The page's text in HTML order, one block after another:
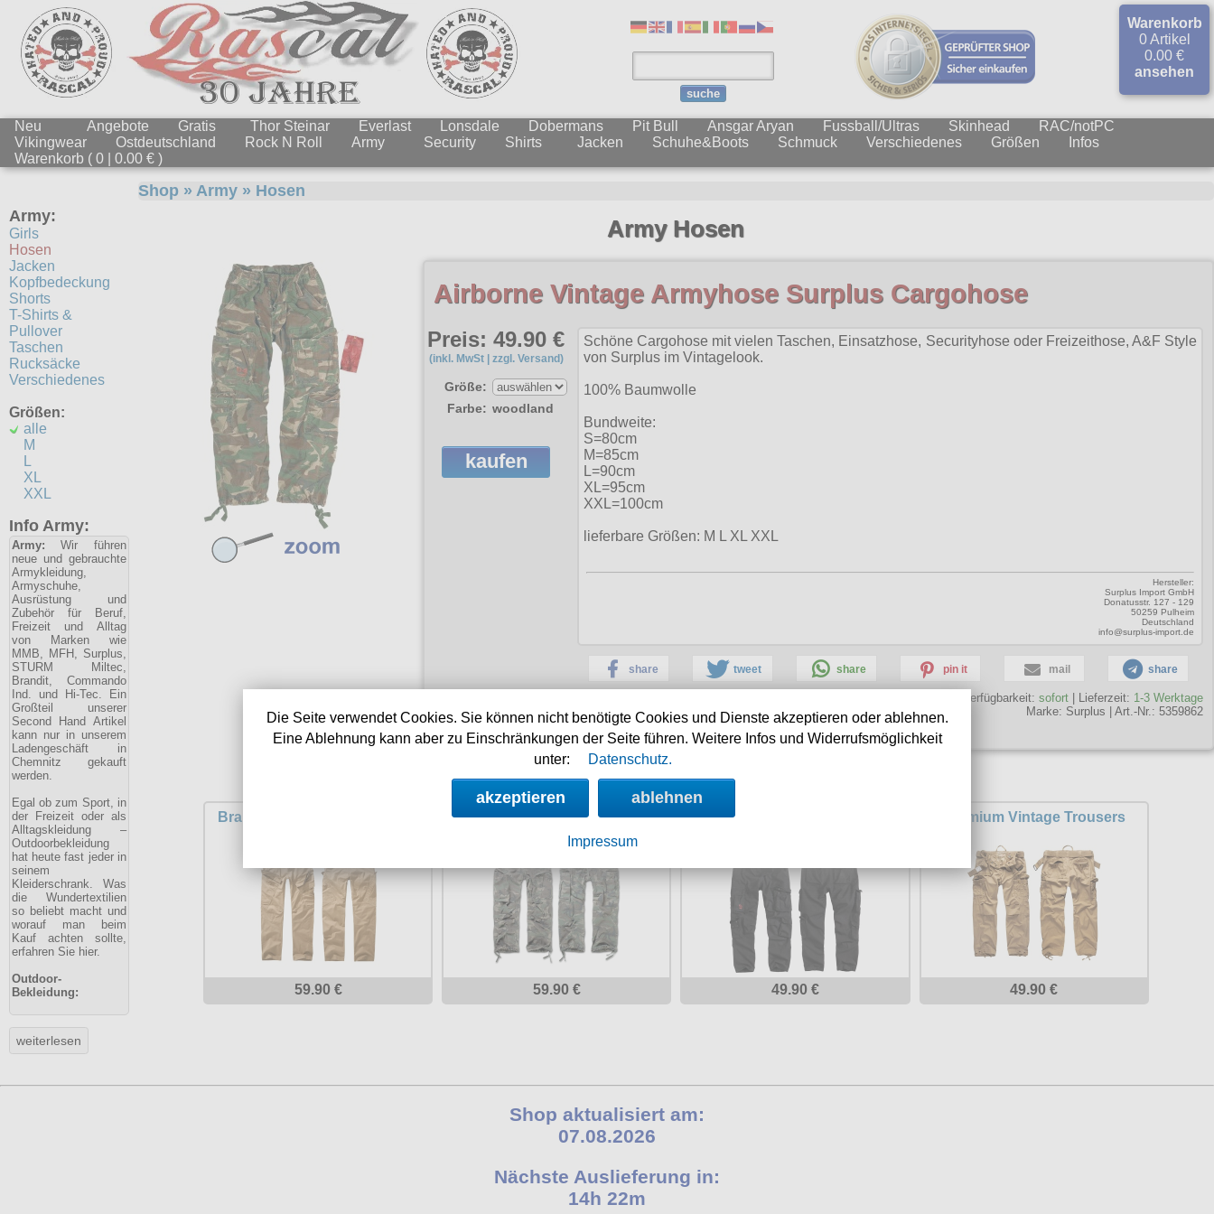
suche
Warenkorb
0 Artikel
0.00 €
ansehen
Neu Angebote Gratis Thor Steinar Everlast Lonsdale Dobermans Pit Bull Ansgar Aryan Fussball/Ultras Skinhead
RAC/notPC
Vikingwear
Ostdeutschland Rock N Roll Army Security Shirts Jacken Schuhe&Boots Schmuck Verschiedenes Größen
Infos
Warenkorb ( 0 | 0.00 € )
Army:
Girls
Hosen
Jacken
Kopfbedeckung
Shorts
T-Shirts &
Pullover
Taschen
Rucksäcke
Verschiedenes
Größen:
alle
M
L
XL
XXL
Info Army:
Army: Wir führen
neue und gebrauchte
Armykleidung,
Armyschuhe,
Ausrüstung und
Zubehör für Beruf,
Freizeit und Alltag
von Marken wie
MMB, MFH, Surplus,
STURM Miltec,
Brandit, Commando
Ind. und Hi-Tec. Ein
Großteil unserer
Second Hand Artikel
kann nur in unserem
Ladengeschäft in
Chemnitz gekauft
werden.
Egal ob zum Sport, in
der Freizeit oder als
Alltagskleidung –
Outdoorbekleidung
hat heute fast jeder in
seinem
Kleiderschrank. Was
die Wundertextilien
so beliebt macht und
worauf man beim
Kauf achten sollte,
erfahren Sie hier.
Outdoor-
Bekleidung:
Shop » Army» Hosen
Army Hosen
Airborne Vintage Armyhose Surplus Cargohose
Preis: 49.90 €
(inkl. MwSt | zzgl. Versand)
Größe:
Farbe: woodland
kaufen
Schöne Cargohose mit vielen Taschen, Einsatzhose, Securityhose oder Freizeithose, A&F Style
von Surplus im Vintagelook.
100% Baumwolle
Bundweite:
S=80cm
M=85cm
L=90cm
XL=95cm
XXL=100cm
lieferbare Größen: M L XL XXL
Hersteller:
Surplus Import GmbH
Donatusstr. 127 - 129
50259 Pulheim
Deutschland
info@surplus-import.de
share tweet share pin it mail share
Verfügbarkeit: sofort | Lieferzeit: 1-3 Werktage
Marke: Surplus Art.-Nr.: 5359862
weitere Army Empfehlungen:
Brandit Adven Slim Fit Hosen
59.90 €
Brandit M65 Vintage Trouser
59.90 €
Airborne Vintage Trouser
49.90 €
Premium Vintage Trousers
49.90 €
Shop aktualisiert am:
07.08.2026
Nächste Auslieferung in:
14h 22m
Die Seite verwendet Cookies. Sie können nicht benötigte Cookies und Dienste akzeptieren oder ablehnen.
Eine Ablehnung kann aber zu Einschränkungen der Seite führen. Weitere Infos und Widerrufsmöglichkeit
unter:
Datenschutz.
akzeptieren ablehnen
Impressum